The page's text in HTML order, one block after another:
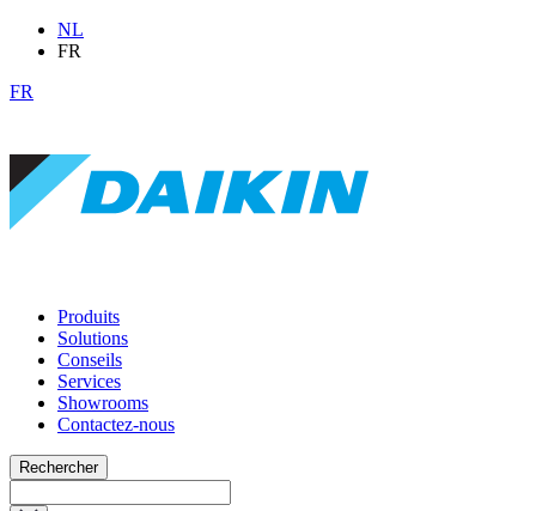
NL
FR
FR
Produits
Solutions
Conseils
Services
Showrooms
Contactez-nous
Rechercher